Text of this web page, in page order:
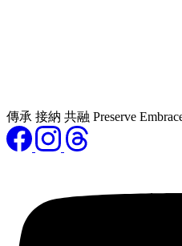
傳承 接納 共融 Preserve